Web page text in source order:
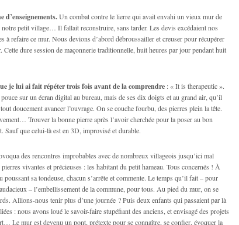
d’enseignements.Un combat contre le lierre qui avait envahi un vieux mur de
notre petit village… Il fallait reconstruire, sans tarder. Les devis excédaient nos
à refaire ce mur. Nous devions d’abord débroussailler et creuser pour récupérer
dure session de maçonnerie traditionnelle, huit heures par jour pendant huit
je lui ai fait répéter trois fois avant de la comprendre : « It is therapeutic ».
sur un écran digital au bureau, mais de ses dix doigts et au grand air, qu’il
doucement avancer l’ouvrage. On se couche fourbu, des pierres plein la tête.
Trouver la bonne pierre après l’avoir cherchée pour la poser au bon
Sauf que celui-là est en 3D, improvisé et durable.
des rencontres improbables avec de nombreux villageois jusqu’ici mal
vivantes et précieuses : les habitant du petit hameau. Tous concernés ! À
sa tondeuse, chacun s’arrête et commente. Le temps qu’il fait – pour
– l’embellissement de la commune, pour tous. Au pied du mur, on se
Allions-nous tenir plus d’une journée ? Puis deux enfants qui passaient par là
: nous avons loué le savoir-faire stupéfiant des anciens, et envisagé des projets
Le mur est devenu un pont, prétexte pour se connaître, se confier, évoquer la